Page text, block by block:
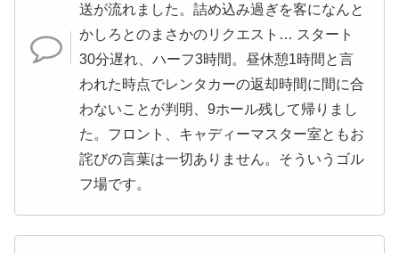
送が流れました。詰め込み過ぎを客になんと
かしろとのまさかのリクエスト… スタート
30分遅れ、ハーフ3時間。昼休憩1時間と言
われた時点でレンタカーの返却時間に間に合
わないことが判明、9ホール残して帰りまし
た。フロント、キャディーマスター室ともお
詫びの言葉は一切ありません。そういうゴル
フ場です。